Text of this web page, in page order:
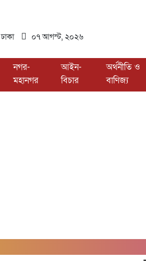
ঢাকা ০৭ আগস্ট, ২০২৬
নগর-
মহানগর
আইন-
বিচার
অর্থনীতি ও
বাণিজ্য